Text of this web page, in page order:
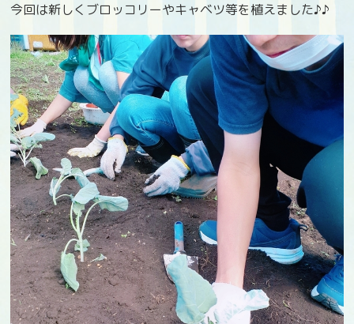
今回は新しくブロッコリーやキャベツ等を植えました♪♪